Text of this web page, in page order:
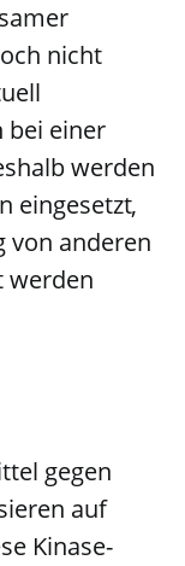
nicht
bei einer
werden
eingesetzt,
von anderen
werden
gegen
auf
Kinase-